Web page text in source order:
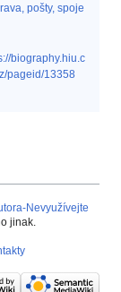
pošty, spoje‎
biography.hiu.c
pageid/13358
Nevyužívejte
jinak.